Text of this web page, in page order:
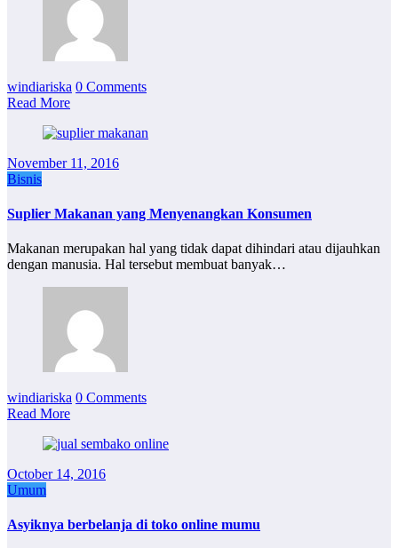
windiariska 0 Comments
Read More
November 11, 2016
Bisnis
Suplier Makanan yang Menyenangkan Konsumen
Makanan merupakan hal yang tidak dapat dihindari atau dijauhkan
dengan manusia. Hal tersebut membuat banyak…
windiariska 0 Comments
Read More
October 14, 2016
Umum
Asyiknya berbelanja di toko online mumu